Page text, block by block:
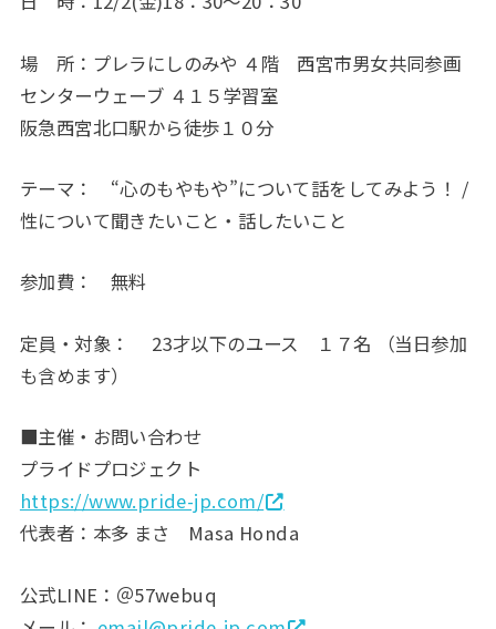
場 所：プレラにしのみや ４階 西宮市男女共同参画
センターウェーブ ４１５学習室
阪急西宮北口駅から徒歩１０分
テーマ： “心のもやもや”について話をしてみよう！ /
性について聞きたいこと・話したいこと
参加費： 無料
定員・対象： 23才以下のユース １７名 （当日参加
も含めます）
■主催・お問い合わせ
プライドプロジェクト
https://www.pride-jp.com/
代表者：本多 まさ Masa Honda
公式LINE：＠57webuq